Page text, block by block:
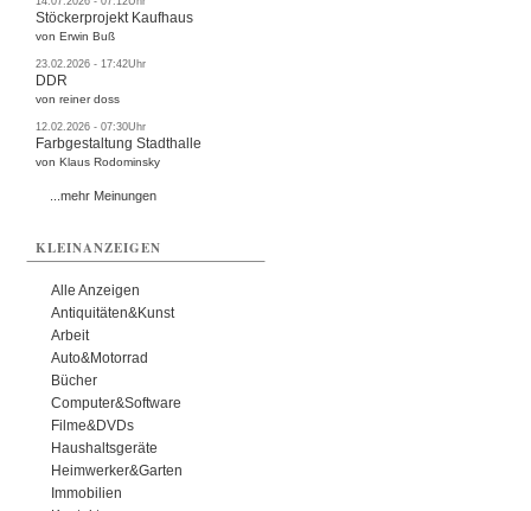
Stöckerprojekt Kaufhaus
von Erwin Buß
23.02.2026 - 17:42Uhr
DDR
von reiner doss
12.02.2026 - 07:30Uhr
Farbgestaltung Stadthalle
von Klaus Rodominsky
...mehr Meinungen
KLEINANZEIGEN
Alle Anzeigen
Antiquitäten&Kunst
Arbeit
Auto&Motorrad
Bücher
Computer&Software
Filme&DVDs
Haushaltsgeräte
Heimwerker&Garten
Immobilien